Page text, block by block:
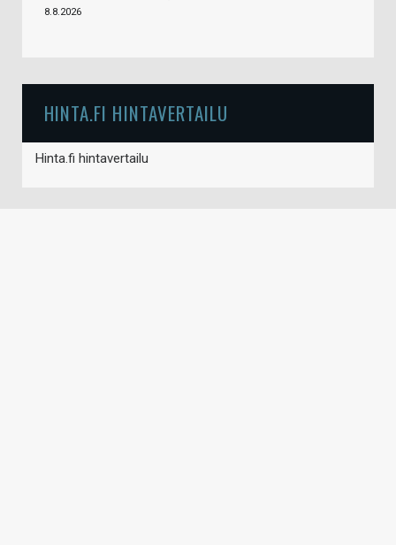
8.8.2026
HINTA.FI HINTAVERTAILU
Hinta.fi hintavertailu